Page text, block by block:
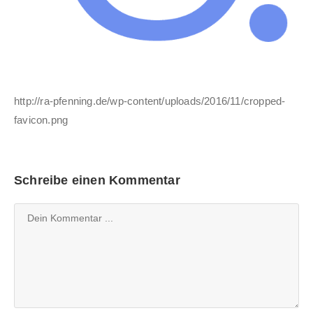
http://ra-pfenning.de/wp-content/uploads/2016/11/cropped-
favicon.png
Schreibe einen Kommentar